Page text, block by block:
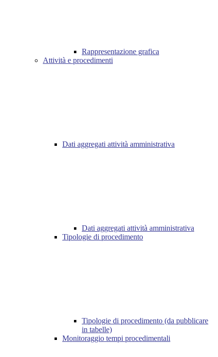
Rappresentazione grafica
Attività e procedimenti
Dati aggregati attività amministrativa
Dati aggregati attività amministrativa
Tipologie di procedimento
Tipologie di procedimento (da pubblicare
in tabelle)
Monitoraggio tempi procedimentali